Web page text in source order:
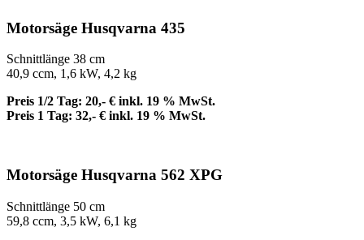
Motorsäge Husqvarna 435
Schnittlänge 38 cm
40,9 ccm, 1,6 kW, 4,2 kg
Preis 1/2 Tag: 20,- € inkl. 19 % MwSt.
Preis 1 Tag: 32,- € inkl. 19 % MwSt.
Motorsäge Husqvarna 562 XPG
Schnittlänge 50 cm
59,8 ccm, 3,5 kW, 6,1 kg